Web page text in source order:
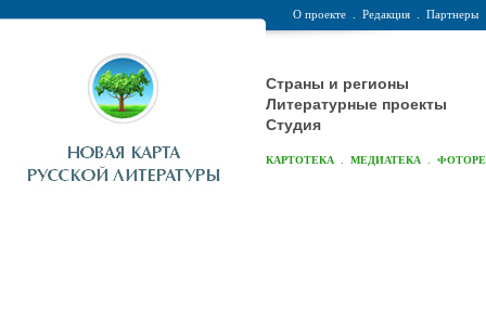
О проекте Редакция Партнеры
Страны и регионы
Литературные проекты
Студия
КАРТОТЕКА МЕДИАТЕКА